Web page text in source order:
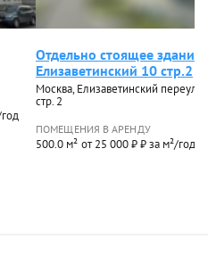
Отдельно стоящее здание
Елизаветинский 10 стр.2
Москва, Елизаветинский
стр. 2
ПОМЕЩЕНИЯ В АРЕНДУ
500.0 м² от 25 000 ₽ ₽ за м²/год